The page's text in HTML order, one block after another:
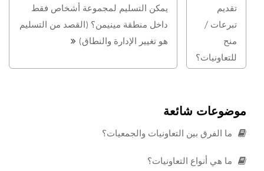
تقديم
تبرعات /
منح
للتعاونيات؟
يمكن التسليم لمجموعة أشخاص فقط
داخل منطقة مينيمن؟ (القصد من التسليم
هو تغيير الإدارة والنطاق)
موضوعات شائعة
ما الفرق بين التعاونيات والجمعيات؟
ما هي أنواع التعاونيات؟